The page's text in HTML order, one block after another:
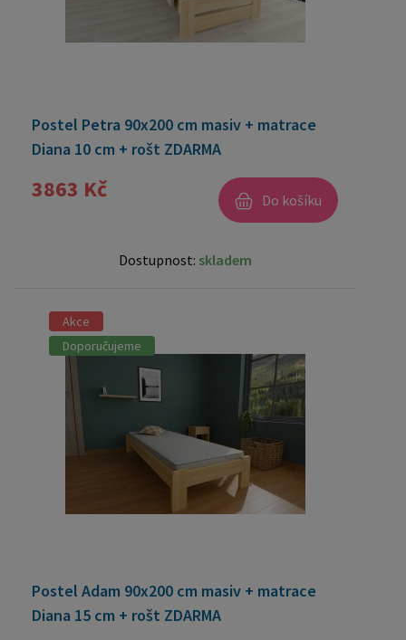
Postel Petra 90x200 cm masiv + matrace
Diana 10 cm + rošt ZDARMA
3863 Kč Do košíku
Dostupnost: skladem
Akce
Doporučujeme
Postel Adam 90x200 cm masiv + matrace
Diana 15 cm + rošt ZDARMA